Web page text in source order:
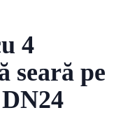
4
seară pe